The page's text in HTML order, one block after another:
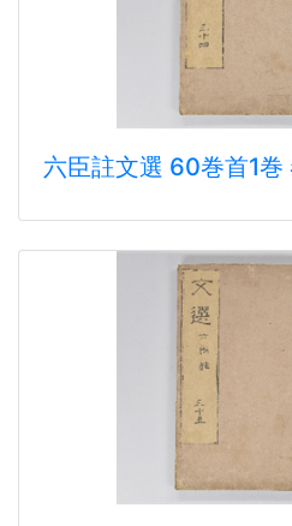
六臣註文選 60巻首1